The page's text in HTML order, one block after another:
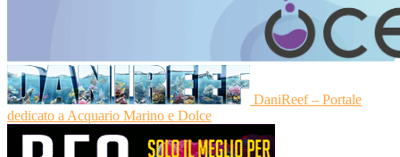
DaniReef – Portale
dedicato a Acquario Marino e Dolce